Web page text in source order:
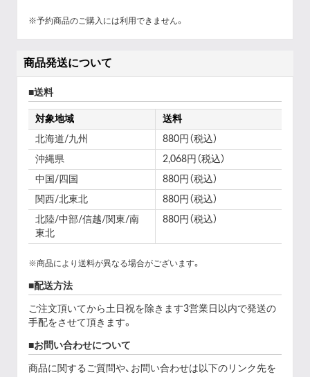
※予約商品のご購入には利用できません。
商品発送について
送料
対象地域 送料
北海道/九州 880円（税込）
沖縄県 2,068円（税込）
中国/四国 880円（税込）
関西/北東北 880円（税込）
北陸/中部/信越/関東/南
東北
880円（税込）
※商品により送料が異なる場合がございます。
配送方法
ご注文頂いてから土日祝を除きます3営業日以内で発送の
手配をさせて頂きます。
お問い合わせについて
商品に関するご質問や、お問い合わせは以下のリンク先を